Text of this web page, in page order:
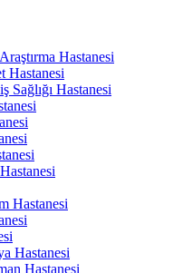
Hastanesi
Hastanesi
Sağlığı Hastanesi
Hastanesi
Hastanesi
Hastanesi